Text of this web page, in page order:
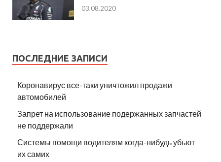
03.08.2020
ПОСЛЕДНИЕ ЗАПИСИ
Коронавирус все-таки уничтожил продажи
автомобилей
Запрет на использование подержанных запчастей
не поддержали
Системы помощи водителям когда-нибудь убьют
их самих